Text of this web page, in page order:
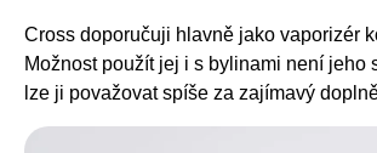
Cross doporučuji hlavně jako vaporizér
Možnost použít jej i s bylinami není jeho
lze ji považovat spíše za zajímavý